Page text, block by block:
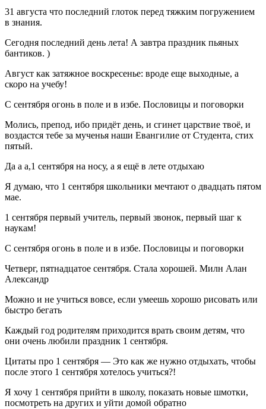
31 августа что последний глоток перед тяжким погружением
в знания.
Сегодня последний день лета! А завтра праздник пьяных
бантиков. )
Август как затяжное воскресенье: вроде еще выходные, а
скоро на учебу!
С сентября огонь в поле и в избе. Пословицы и поговорки
Молись, препод, ибо придёт день, и сгинет царствие твоё, и
воздастся тебе за мученья наши Евангилие от Студента, стих
пятый.
Да а а,1 сентября на носу, а я ещё в лете отдыхаю
Я думаю, что 1 сентября школьники мечтают о двадцать пятом
мае.
1 сентября первый учитель, первый звонок, первый шаг к
наукам!
С сентября огонь в поле и в избе. Пословицы и поговорки
Четверг, пятнадцатое сентября. Стала хорошей. Милн Алан
Александр
Можно и не учиться вовсе, если умеешь хорошо рисовать или
быстро бегать
Каждый год родителям приходится врать своим детям, что
они очень любили праздник 1 сентября.
Цитаты про 1 сентября — Это как же нужно отдыхать, чтобы
после этого 1 сентября хотелось учиться?!
Я хочу 1 сентября прийти в школу, показать новые шмотки,
посмотреть на других и уйти домой обратно